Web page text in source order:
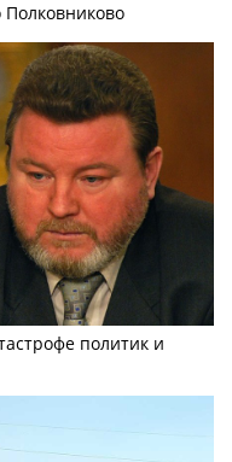
Полковниково
политик и